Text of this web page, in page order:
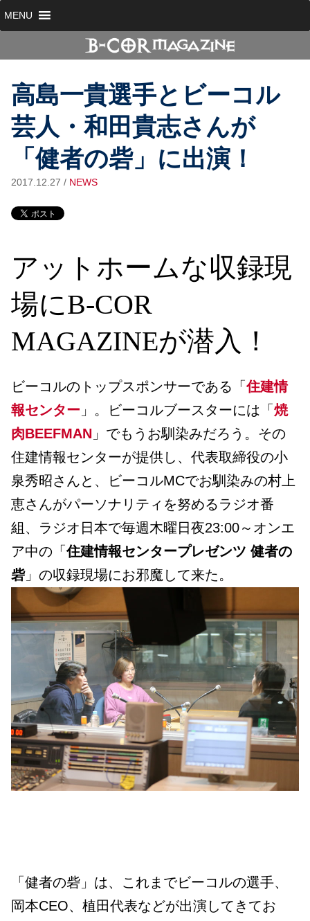
MENU
高島一貴選手とビーコル
芸人・和田貴志さんが
「健者の砦」に出演！
2017.12.27 / NEWS
アットホームな収録現
場にB-COR
MAGAZINEが潜入！
ビーコルのトップスポンサーである「住建情
報センター 」。ビーコルブースターには「焼
肉BEEFMAN」でもうお馴染みだろう。その
住建情報センターが提供し、代表取締役の小
泉秀昭さんと、ビーコルMCでお馴染みの村上
恵さんがパーソナリティを努めるラジオ番
組、ラジオ日本で毎週木曜日夜23:00～オンエ
ア中の「住建情報センタープレゼンツ 健者の
砦」の収録現場にお邪魔して来た。
「健者の砦」は、これまでビーコルの選手、
岡本CEO、植田代表などが出演してきてお